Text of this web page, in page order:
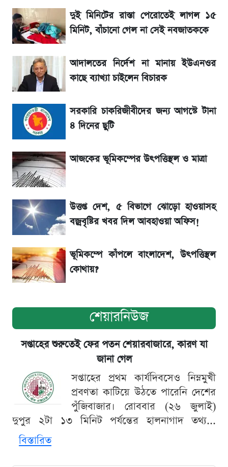
La Liga 2026-2027: সর্বশেষ পয়েন্ট টেবিল ও
খবর
সরকারি চাকরিজীবীদের জন্য বড় সুখবর!
শেখ হাসিনা, মামলা ও দেশে ফেরা নিয়ে খোলামেলা
সাকিব
Sirin Labs Finney: বাংলাদেশে এখন যত
টাকায় পাওয়া যায়
সূর্যগ্রহণের দিন আকাশে চোখ ধাঁধানো দৃশ্য, জেনে নিন
সময় ও স্থান
দুই মিনিটের রাস্তা পেরোতেই লাগল ১৫
মিনিট, বাঁচানো গেল না সেই নবজাতককে
আদালতের নির্দেশ না মানায় ইউএনওর
কাছে ব্যাখ্যা চাইলেন বিচারক
সরকারি চাকরিজীবীদের জন্য আগস্টে টানা
৪ দিনের ছুটি
আজকের ভূমিকম্পের উৎপত্তিস্থল ও মাত্রা
উত্তপ্ত দেশ, ৫ বিভাগে ঝোড়ো হাওয়াসহ
বজ্রবৃষ্টির খবর দিল আবহাওয়া অফিস!
ভূমিকম্পে কাঁপলে বাংলাদেশ, উৎপত্তিস্থল
কোথায়?
শেয়ারনিউজ
সপ্তাহের শুরুতেই ফের পতন শেয়ারবাজারে, কারণ যা
জানা গেল
সপ্তাহের প্রথম কার্যদিবসেও নিম্নমুখী
প্রবণতা কাটিয়ে উঠতে পারেনি দেশের
পুঁজিবাজার। রোববার (২৬ জুলাই)
দুপুর ২টা ১৩ মিনিট পর্যন্তের হালনাগাদ তথ্য...
বিস্তারিত